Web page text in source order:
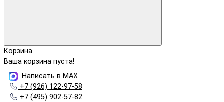
Корзина
Ваша корзина пуста!
Написать в MAX
+7 (926) 122-97-58
+7 (495) 902-57-82